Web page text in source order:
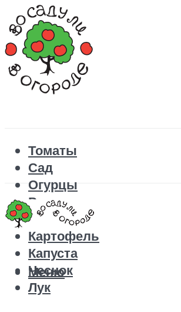
Томаты
Сад
Огурцы
Рецепты
Перец
Картофель
Капуста
Чеснок
Лук
Меню